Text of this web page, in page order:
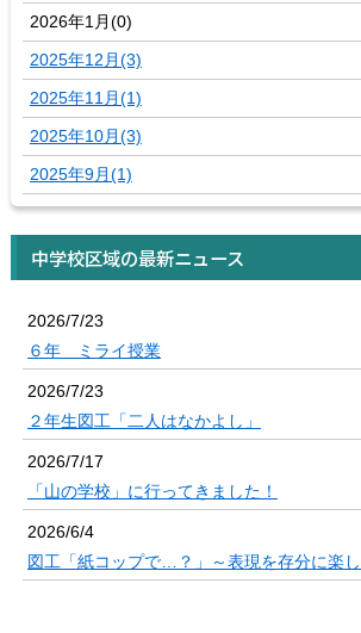
2026年1月(0)
2025年12月(3)
2025年11月(1)
2025年10月(3)
2025年9月(1)
中学校区域の最新ニュース
2026/7/23
６年 ミライ授業
2026/7/23
２年生図工「二人はなかよし」
2026/7/17
「山の学校」に行ってきました！
2026/6/4
図工「紙コップで…？」～表現を存分に楽